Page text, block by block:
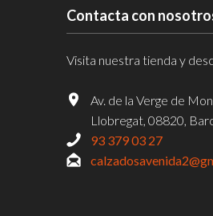
Contacta con
Visita nuestra tienda y
Av. de la Verge de
Llobregat, 08820,
93 379 03 27